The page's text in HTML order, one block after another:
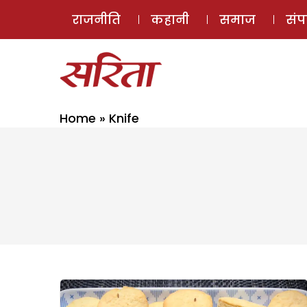
राजनीति कहानी समाज
Home » Knife